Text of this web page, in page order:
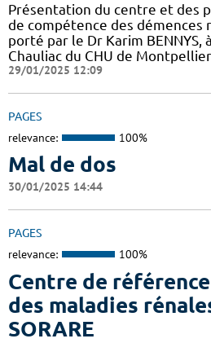
Présentation du centre et des
de compétence des démences
porté par le Dr Karim BENNYS,
Chauliac du CHU de
29/01/2025 12:09
PAGES
relevance: 100%
Mal de dos
30/01/2025 14:44
PAGES
relevance: 100%
Centre de
des maladies
SORARE